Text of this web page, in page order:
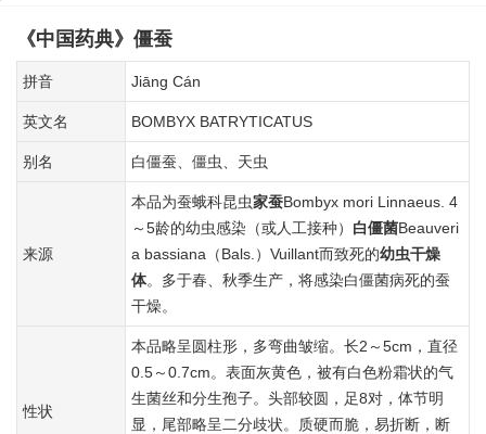
《中国药典》僵蚕
拼音 Jiānɡ Cán
英文名 BOMBYX BATRYTICATUS
别名 白僵蚕、僵虫、天虫
来源
本品为蚕蛾科昆虫家蚕Bombyx mori Linnaeus. 4
～5龄的幼虫感染（或人工接种） 白僵菌Beauveri
a bassiana（Bals.）Vuillant而致死的幼虫干燥
体。多于春、秋季生产，将感染白僵菌病死的蚕
干燥。
性状
本品略呈圆柱形，多弯曲皱缩。长2～5cm，直径
0.5～0.7cm。表面灰黄色，被有白色粉霜状的气
生菌丝和分生孢子。头部较圆，足8对，体节明
显，尾部略呈二分歧状。质硬而脆，易折断，断